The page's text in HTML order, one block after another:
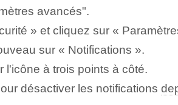
avancés".
» et cliquez sur «
sur « Notifications ».
l'icône à trois points à côté.
désactiver les notifications